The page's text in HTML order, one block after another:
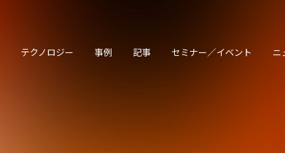
テクノロジー 事例 記事 セミナー／イベント ニ